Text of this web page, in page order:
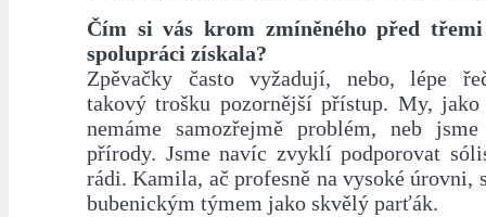
Čím si vás krom zmíněného před
spolupráci získala?
Zpěvačky často vyžadují, nebo, lépe
takový trošku pozornější přístup. My,
nemáme samozřejmě problém, neb
přírody. Jsme navíc zvyklí podporovat
rádi. Kamila, ač profesně na vysoké úrovni,
bubenickým týmem jako skvělý parťák.